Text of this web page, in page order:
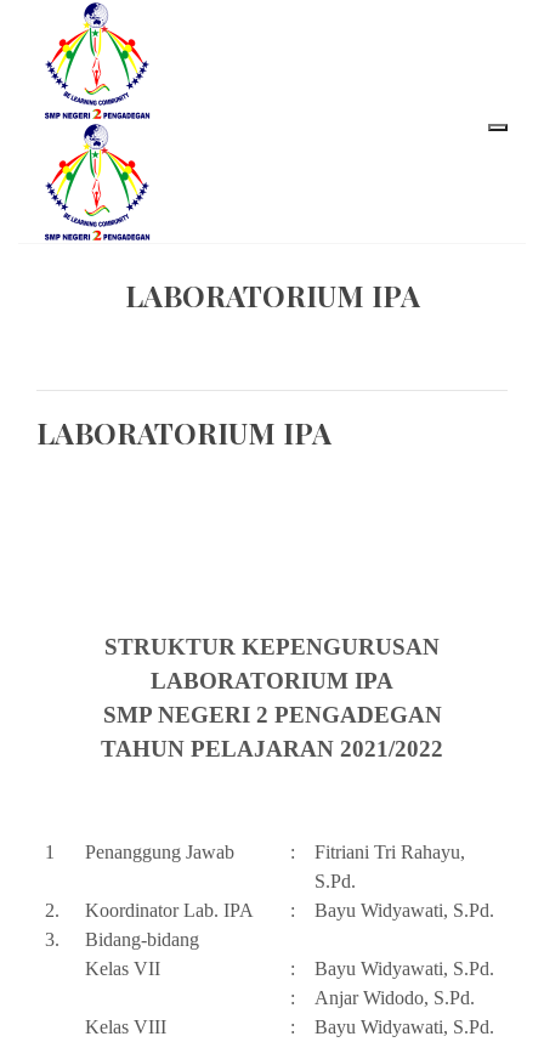
LABORATORIUM IPA
LABORATORIUM IPA
STRUKTUR KEPENGURUSAN
LABORATORIUM IPA
SMP NEGERI 2 PENGADEGAN
TAHUN PELAJARAN 2021/2022
1 Penanggung Jawab :
Fitriani Tri Rahayu,
S.Pd.
2.
Koordinator Lab. IPA :
Bayu Widyawati, S.Pd.
3.
Bidang-bidang
Kelas VII
:
Bayu Widyawati, S.Pd.
:
Anjar Widodo, S.Pd.
Kelas VIII
:
Bayu Widyawati, S.Pd.